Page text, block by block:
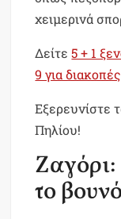
χειμερινά
Δείτε5 + 1
9 για
Εξερευνίστε
Πηλίου!
το